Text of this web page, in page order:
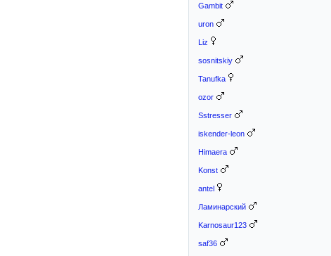
Gambit
uron
Liz
sosnitskiy
Tanufka
ozor
Sstresser
iskender-leon
Himaera
Konst
antel
Ламинарский
Karnosaur123
saf36